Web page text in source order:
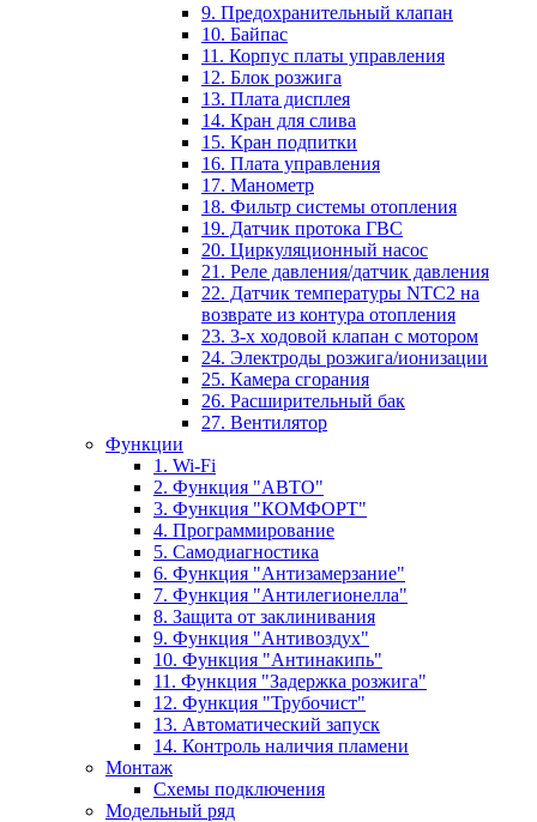
9. Предохранительный клапан
10. Байпас
11. Корпус платы управления
12. Блок розжига
13. Плата дисплея
14. Кран для слива
15. Кран подпитки
16. Плата управления
17. Манометр
18. Фильтр системы отопления
19. Датчик протока ГВС
20. Циркуляционный насос
21. Реле давления/датчик давления
22. Датчик температуры NTC2 на
возврате из контура отопления
23. 3-х ходовой клапан с мотором
24. Электроды розжига/ионизации
25. Камера сгорания
26. Расширительный бак
27. Вентилятор
Функции
1. Wi-Fi
2. Функция "АВТО"
3. Функция "КОМФОРТ"
4. Программирование
5. Самодиагностика
6. Функция "Антизамерзание"
7. Функция "Антилегионелла"
8. Защита от заклинивания
9. Функция "Антивоздух"
10. Функция "Антинакипь"
11. Функция "Задержка розжига"
12. Функция "Трубочист"
13. Автоматический запуск
14. Контроль наличия пламени
Монтаж
Схемы подключения
Модельный ряд